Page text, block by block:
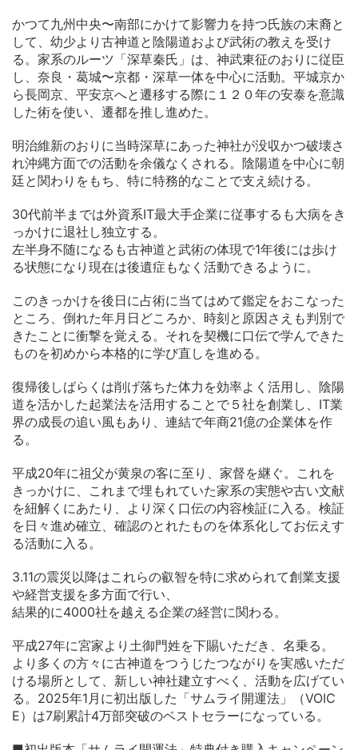
かつて九州中央〜南部にかけて影響力を持つ氏族の末裔と
して、幼少より古神道と陰陽道および武術の教えを受け
る。家系のルーツ「深草秦氏」は、神武東征のおりに従臣
し、奈良・葛城〜京都・深草一体を中心に活動。平城京か
ら長岡京、平安京へと遷移する際に１２０年の安泰を意識
した術を使い、遷都を推し進めた。
明治維新のおりに当時深草にあった神社が没収かつ破壊さ
れ沖縄方面での活動を余儀なくされる。陰陽道を中心に朝
廷と関わりをもち、特に特務的なことで支え続ける。
30代前半までは外資系IT最大手企業に従事するも大病をき
っかけに退社し独立する。
左半身不随になるも古神道と武術の体現で1年後には歩け
る状態になり現在は後遺症もなく活動できるように。
このきっかけを後日に占術に当てはめて鑑定をおこなった
ところ、倒れた年月日どころか、時刻と原因さえも判別で
きたことに衝撃を覚える。それを契機に口伝で学んできた
ものを初めから本格的に学び直しを進める。
復帰後しばらくは削げ落ちた体力を効率よく活用し、陰陽
道を活かした起業法を活用することで５社を創業し、IT業
界の成長の追い風もあり、連結で年商21億の企業体を作
る。
平成20年に祖父が黄泉の客に至り、家督を継ぐ。これを
きっかけに、これまで埋もれていた家系の実態や古い文献
を紐解くにあたり、より深く口伝の内容検証に入る。検証
を日々進め確立、確認のとれたものを体系化してお伝えす
る活動に入る。
3.11の震災以降はこれらの叡智を特に求められて創業支援
や経営支援を多方面で行い、
結果的に4000社を越える企業の経営に関わる。
平成27年に宮家より土御門姓を下賜いただき、名乗る。
より多くの方々に古神道をつうじたつながりを実感いただ
ける場所として、新しい神社建立すべく、活動を広げてい
る。2025年1月に初出版した「サムライ開運法」（VOIC
E）は7刷累計4万部突破のベストセラーになっている。